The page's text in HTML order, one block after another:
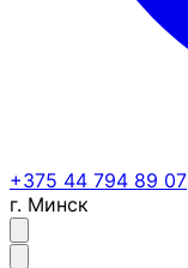
+375 44 794 89 07
г. Минск